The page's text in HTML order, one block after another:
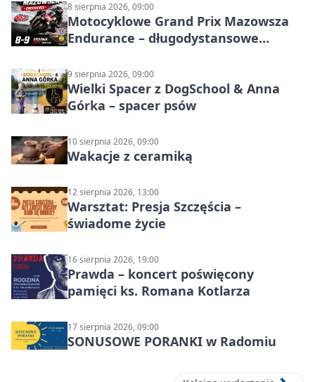
8 sierpnia 2026, 09:00
Motocyklowe Grand Prix Mazowsza
Endurance – długodystansowe
9 sierpnia 2026, 09:00
Wielki Spacer z DogSchool & Anna
Górka – spacer psów
10 sierpnia 2026, 09:00
Wakacje z ceramiką
12 sierpnia 2026, 13:00
Warsztat: Presja Szczęścia –
świadome życie
16 sierpnia 2026, 19:00
Prawda – koncert poświęcony
pamięci ks. Romana Kotlarza
17 sierpnia 2026, 09:00
SONUSOWE PORANKI w Radomiu